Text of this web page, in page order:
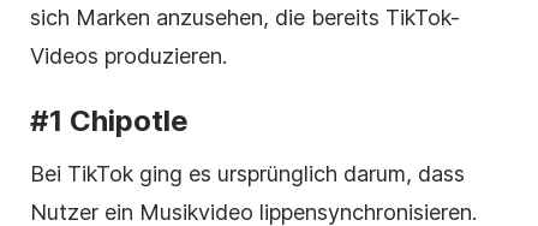
sich Marken anzusehen, die bereits TikTok-
Videos produzieren.
#1 Chipotle
Bei TikTok ging es ursprünglich darum, dass
Nutzer ein Musikvideo lippensynchronisieren.